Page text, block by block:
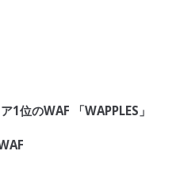
1位のWAF 「WAPPLES 」